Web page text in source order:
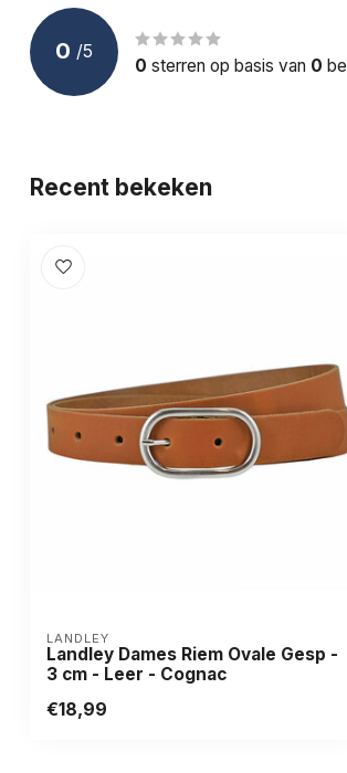
Gewicht (g):
Doelgroep:
0 /5
0 sterren op basis van 0
Recent bekeken
LANDLEY
Landley Dames Riem Ovale Gesp -
3 cm - Leer - Cognac
€18,99